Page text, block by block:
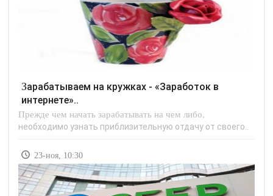
Зарабатываем на кружках - «Заработок в
интернете»..
Прежде чем начать зарабатывать на чем либо,
необходимо узнать приблизительную отдачу от своего..
23-ноя, 10:30